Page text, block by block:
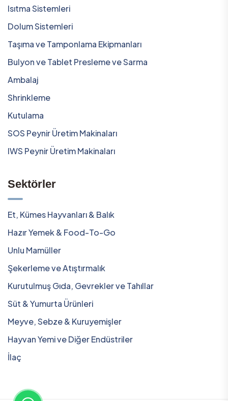
Isıtma Sistemleri
Dolum Sistemleri
Taşıma ve Tamponlama Ekipmanları
Bulyon ve Tablet Presleme ve Sarma
Ambalaj
Shrinkleme
Kutulama
SOS Peynir Üretim Makinaları
IWS Peynir Üretim Makinaları
Sektörler
Et, Kümes Hayvanları & Balık
Hazır Yemek & Food-To-Go
Unlu Mamüller
Şekerleme ve Atıştırmalık
Kurutulmuş Gıda, Gevrekler ve Tahıllar
Süt & Yumurta Ürünleri
Meyve, Sebze & Kuruyemişler
Hayvan Yemi ve Diğer Endüstriler
İlaç